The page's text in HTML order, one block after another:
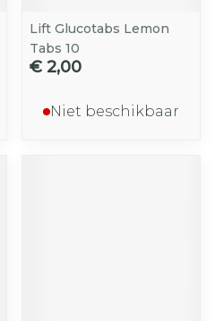
Lift Glucotabs Lemon
Tabs 10
€ 2,00
Niet beschikbaar